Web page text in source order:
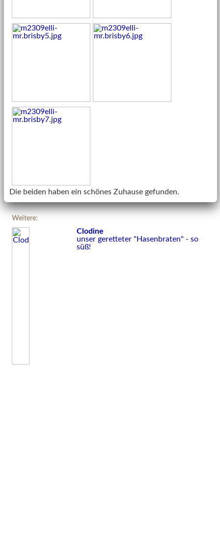
Die beiden haben ein schönes Zuhause gefunden.
Weitere:
Clodine
unser geretteter "Hasenbraten" - so
süß!